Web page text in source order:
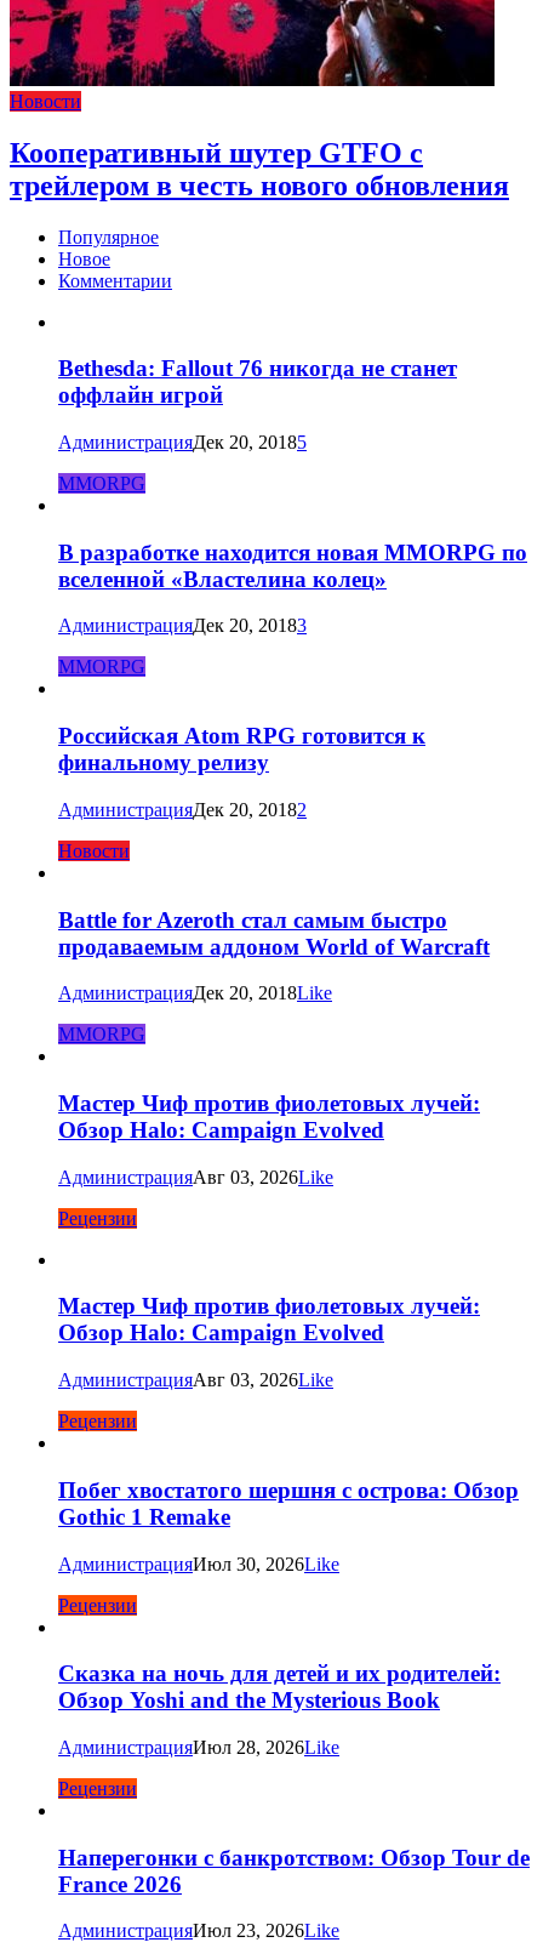
Новости
Кооперативный шутер GTFO с
трейлером в честь нового обновления
Популярное
Новое
Комментарии
Bethesda: Fallout 76 никогда не станет
оффлайн игрой
АдминистрацияДек 20, 20185
MMORPG
В разработке находится новая MMORPG по
вселенной «Властелина колец»
АдминистрацияДек 20, 20183
MMORPG
Российская Atom RPG готовится к
финальному релизу
АдминистрацияДек 20, 20182
Новости
Battle for Azeroth стал самым быстро
продаваемым аддоном World of Warcraft
АдминистрацияДек 20, 2018Like
MMORPG
Мастер Чиф против фиолетовых лучей:
Обзор Halo: Campaign Evolved
АдминистрацияАвг 03, 2026Like
Рецензии
Мастер Чиф против фиолетовых лучей:
Обзор Halo: Campaign Evolved
АдминистрацияАвг 03, 2026Like
Рецензии
Побег хвостатого шершня с острова: Обзор
Gothic 1 Remake
АдминистрацияИюл 30, 2026Like
Рецензии
Сказка на ночь для детей и их родителей:
Обзор Yoshi and the Mysterious Book
АдминистрацияИюл 28, 2026Like
Рецензии
Наперегонки с банкротством: Обзор Tour de
France 2026
АдминистрацияИюл 23, 2026Like